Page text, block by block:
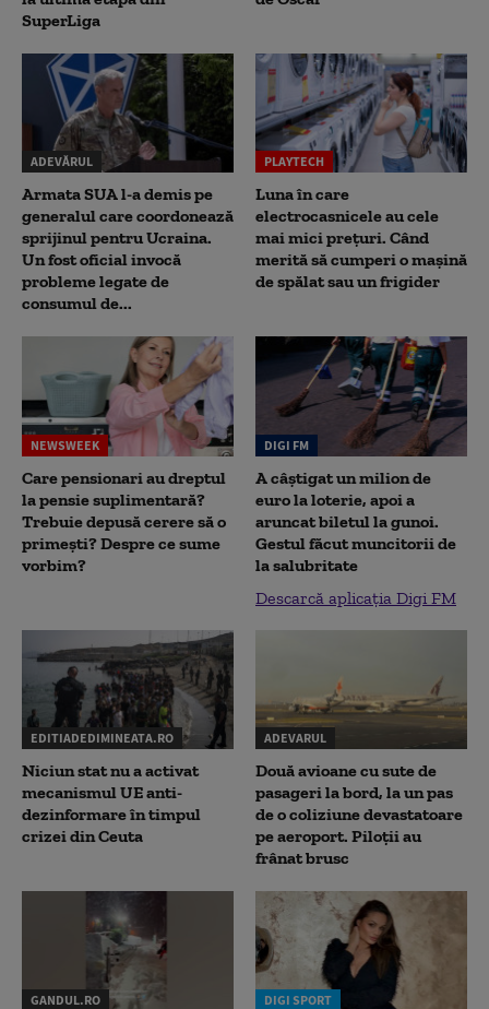
SuperLiga
ADEVĂRUL
Armata SUA l-a demis pe
generalul care coordonează
sprijinul pentru Ucraina.
Un fost oficial invocă
probleme legate de
consumul de...
PLAYTECH
Luna în care
electrocasnicele au cele
mai mici prețuri. Când
merită să cumperi o mașină
de spălat sau un frigider
NEWSWEEK
Care pensionari au dreptul
la pensie suplimentară?
Trebuie depusă cerere să o
primești? Despre ce sume
vorbim?
DIGI FM
A câștigat un milion de
euro la loterie, apoi a
aruncat biletul la gunoi.
Gestul făcut muncitorii de
la salubritate
Descarcă aplicația Digi FM
EDITIADEDIMINEATA.RO
Niciun stat nu a activat
mecanismul UE anti-
dezinformare în timpul
crizei din Ceuta
ADEVARUL
Două avioane cu sute de
pasageri la bord, la un pas
de o coliziune devastatoare
pe aeroport. Piloții au
frânat brusc
GANDUL.RO DIGI SPORT